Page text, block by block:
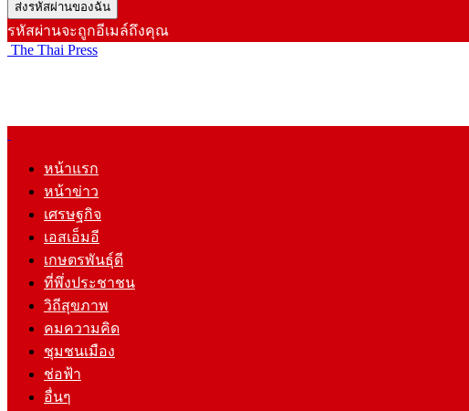
รหัสผ่านจะถูกอีเมล์ถึงคุณ
The Thai Press
หน้าแรก
หน้าข่าว
เศรษฐกิจ
เอสเอ็มอี
เกษตรพันธุ์ดี
ที่พึ่งประชาชน
วิถีสุขภาพ
คมความคิด
ชุมชนเมือง
ช่อฟ้า
อื่นๆ